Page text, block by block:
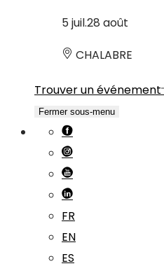
5 juil.28 août
CHALABRE
Trouver un événement
Fermer sous-menu
FR
EN
ES